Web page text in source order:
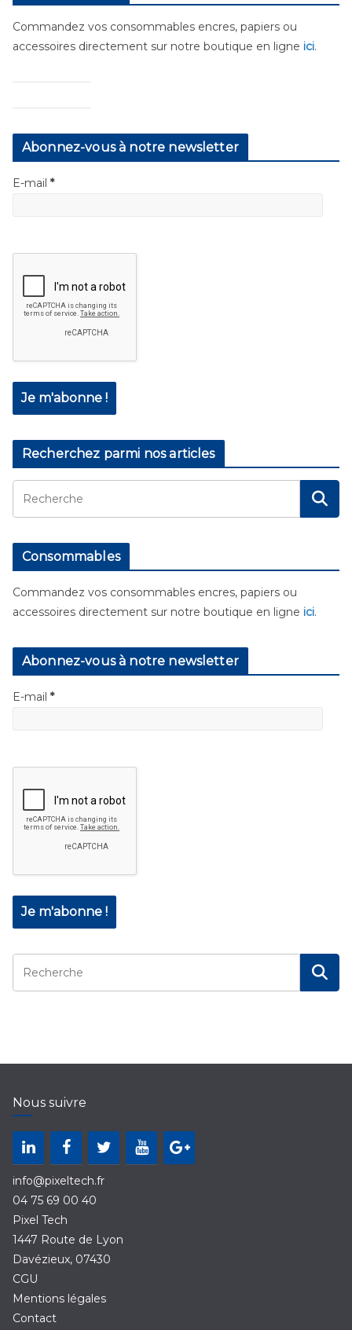
Commandez vos consommables encres, papiers ou
accessoires directement sur notre boutique en ligne ici.
Abonnez-vous à notre newsletter
E-mail *
Recherchez parmi nos articles
Consommables
Commandez vos consommables encres, papiers ou
accessoires directement sur notre boutique en ligne ici.
Abonnez-vous à notre newsletter
E-mail *
Nous suivre
info@pixeltech.fr
04 75 69 00 40
Pixel Tech
1447 Route de Lyon
Davézieux, 07430
CGU
Mentions légales
Contact